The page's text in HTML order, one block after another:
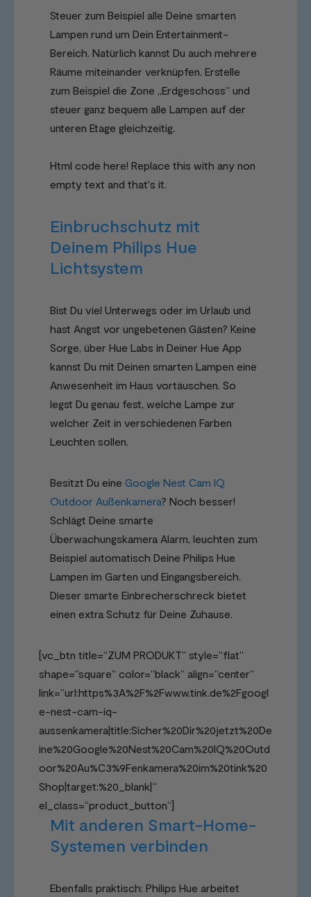
Steuer zum Beispiel alle Deine smarten
Lampen rund um Dein Entertainment-
Bereich. Natürlich kannst Du auch mehrere
Räume miteinander verknüpfen. Erstelle
zum Beispiel die Zone „Erdgeschoss“ und
steuer ganz bequem alle Lampen auf der
unteren Etage gleichzeitig.
Html code here! Replace this with any non
empty text and that's it.
Einbruchschutz mit
Deinem Philips Hue
Lichtsystem
Bist Du viel Unterwegs oder im Urlaub und
hast Angst vor ungebetenen Gästen? Keine
Sorge, über Hue Labs in Deiner Hue App
kannst Du mit Deinen smarten Lampen eine
Anwesenheit im Haus vortäuschen. So
legst Du genau fest, welche Lampe zur
welcher Zeit in verschiedenen Farben
Leuchten sollen.
Besitzt Du eine Google Nest Cam IQ
Outdoor Außenkamera? Noch besser!
Schlägt Deine smarte
Überwachungskamera Alarm, leuchten zum
Beispiel automatisch Deine Philips Hue
Lampen im Garten und Eingangsbereich.
Dieser smarte Einbrecherschreck bietet
einen extra Schutz für Deine Zuhause.
[vc_btn title=“ZUM PRODUKT“ style=“flat“
shape=“square“ color=“black“ align=“center“
link=“url:https%3A%2F%2Fwww.tink.de%2Fgoogl
e-nest-cam-iq-
aussenkamera|title:Sicher%20Dir%20jetzt%20De
ine%20Google%20Nest%20Cam%20IQ%20Outd
oor%20Au%C3%9Fenkamera%20im%20tink%20
Shop|target:%20_blank|“
el_class=“product_button“]
Mit anderen Smart-Home-
Systemen verbinden
Ebenfalls praktisch: Philips Hue arbeitet